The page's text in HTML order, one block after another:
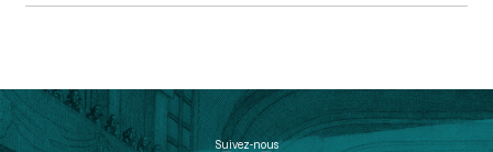
Suivez-nous